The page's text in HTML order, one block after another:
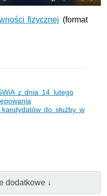
fizycznej (format
z dnia 14 lutego
do służby w
dodatkowe ↓